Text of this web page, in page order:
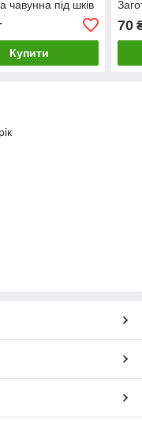
чавунна під шків
Купити
70